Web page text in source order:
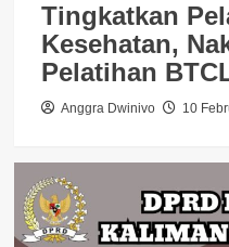
Tingkatkan
Kesehatan,
Pelatihan
Anggra Dwinivo 10